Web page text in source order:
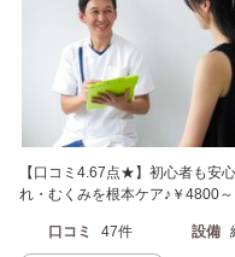
【口コミ4.67点★】初心者も安
れ・むくみを根本ケア♪￥4800～
口コミ 47件 設備